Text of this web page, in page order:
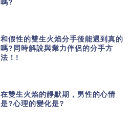
嗎?
和假性的雙生火焰分手後能遇到真的
嗎?同時解說與業力伴侶的分手方
法！!
在雙生火焰的靜默期，男性的心情
是?心理的變化是?